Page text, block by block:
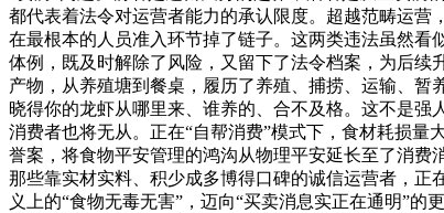
都代表着法令对运营者能力的承认限度。超越范畴运
在最根本的人员准入环节掉了链子。这两类违法虽然看
体例，既及时解除了风险，又留下了法令档案，为后
产物，从养殖塘到餐桌，履历了养殖、捕捞、运输、
晓得你的龙虾从哪里来、谁养的、合不及格。这不是强
消费者也将无从。正在“自帮消费”模式下，食材耗损
誉案，将食物平安管理的鸿沟从物理平安延长至了消费
那些靠实材实料、积少成多博得口碑的诚信运营者，正
义上的“食物无毒无害”，迈向“买卖消息实正在通明”